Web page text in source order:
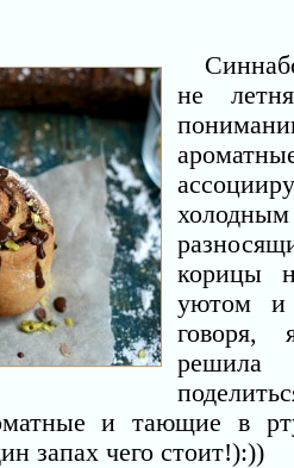
не
корицы
уютом и
говоря,
и тающие в
запах чего стоит!):))